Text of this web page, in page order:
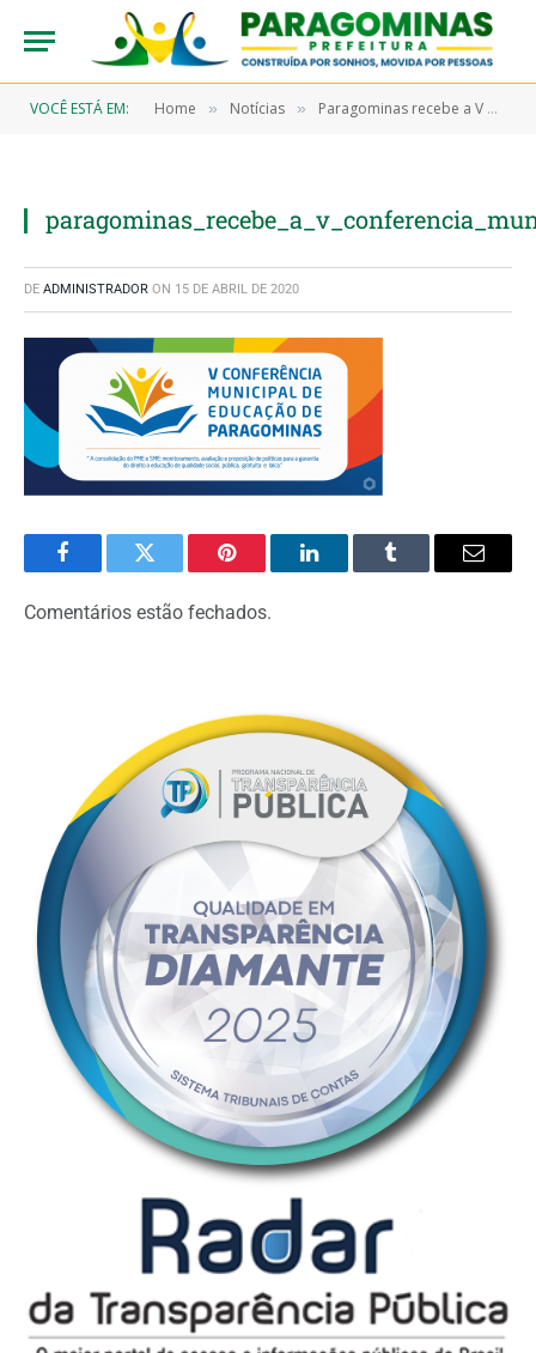
VOCÊ ESTÁ EM: Home » Notícias » Paragominas recebe a V Conferência Municipal de Educação
DE ADMINISTRADOR ON 15 DE ABRIL DE 2020
FacebookTwitter Pinterest LinkedInTumblr Email
Comentários estão fechados.